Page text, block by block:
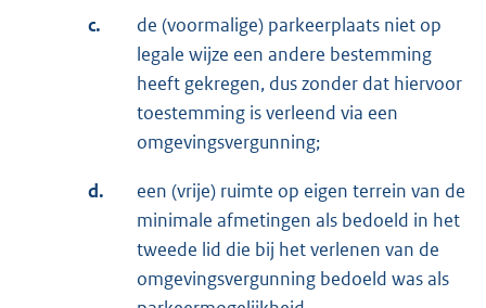
c.
de (voormalige) parkeerplaats niet op
legale wijze een andere bestemming
heeft gekregen, dus zonder dat hiervoor
toestemming is verleend via een
omgevingsvergunning;
d.
een (vrije) ruimte op eigen terrein van de
minimale afmetingen als bedoeld in het
tweede lid die bij het verlenen van de
omgevingsvergunning bedoeld was als